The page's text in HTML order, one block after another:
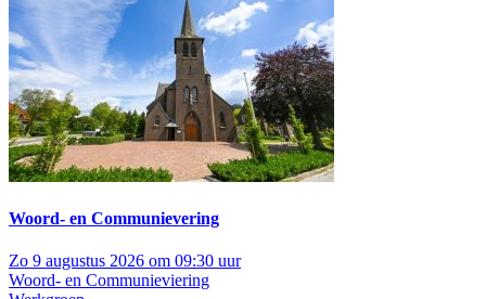
Woord- en Communievering
Zo 9 augustus 2026 om 09:30 uur
Woord- en Communieviering